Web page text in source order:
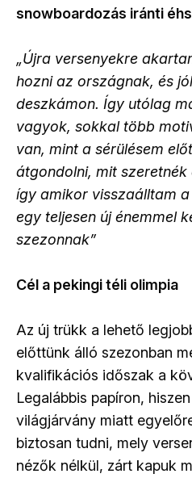
snowboardozás iránti
„Újra versenyekre
hozni az országnak, és
deszkámon. Így utólag
vagyok, sokkal több
van, mint a sérülésem
átgondolni, mit
így amikor visszaálltam
egy teljesen új énemmel
szezonnak”
Cél a pekingi téli olimpia
Az új trükk a lehető
előttünk álló szezonban
kvalifikációs időszak a
Legalábbis papíron,
világjárvány miatt
biztosan tudni, mely
nézők nélkül, zárt kapuk